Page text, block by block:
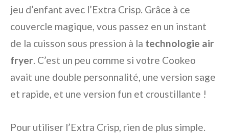
jeu d’enfant avec l’Extra Crisp. Grâce à ce
couvercle magique, vous passez en un instant
de la cuisson sous pression à la technologie air
fryer. C’est un peu comme si votre Cookeo
avait une double personnalité, une version sage
et rapide, et une version fun et croustillante !
Pour utiliser l’Extra Crisp, rien de plus simple.